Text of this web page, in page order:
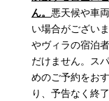
ん。 悪天候や車
い場合がござい
やヴィラの宿泊
だけません。ス
めのご予約をお
り、予告なく終